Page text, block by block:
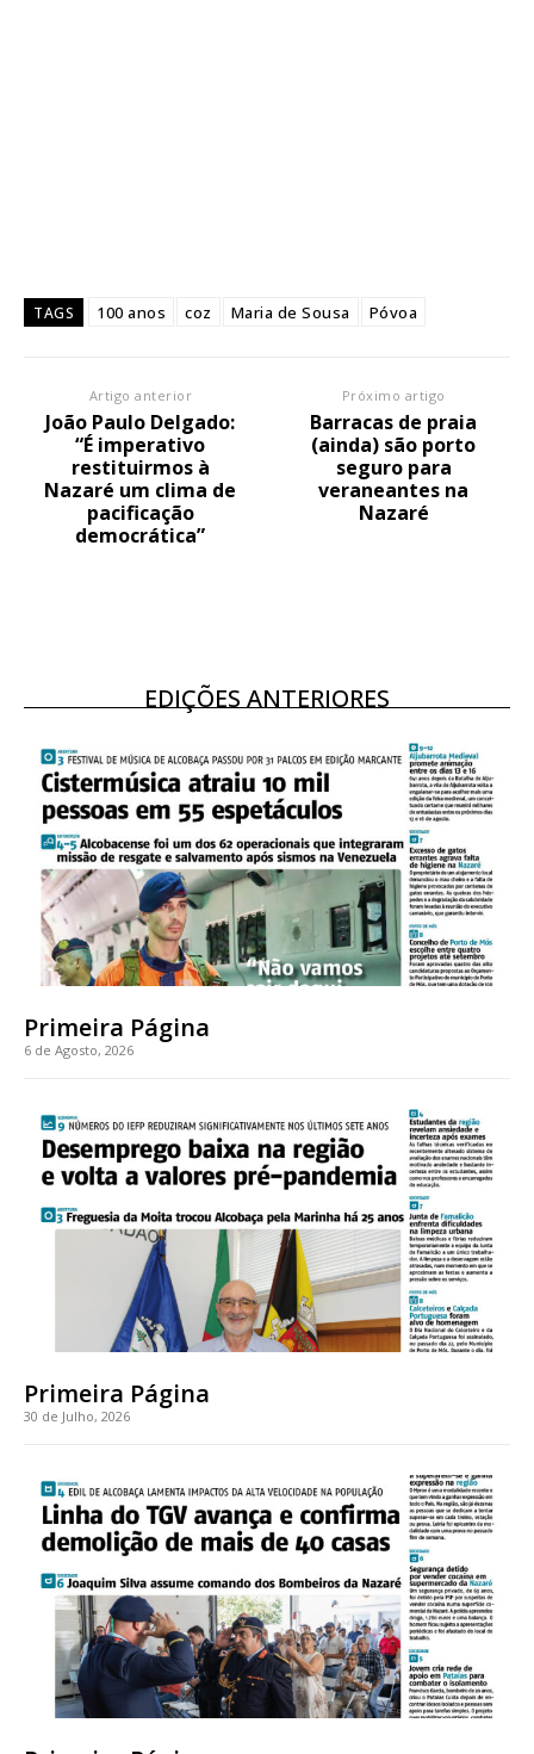
Planos de Assinatura
Faça-se assinante do Região de Cister e ajude-nos a manter este serviço
público!
Sendo assinante terá acesso a todos os conteúdos exclusivos e versões
digitais.
Escolha o plano de assinatura desejado:
IMPRESSA
32€
12 meses
Edição em papel entregue à Quinta-feira em sua
casa
TAGS 100 anos coz Maria de Sousa Póvoa
Artigo anterior
João Paulo Delgado:
“É imperativo
restituirmos à
Nazaré um clima de
pacificação
democrática”
Próximo artigo
Barracas de praia
(ainda) são porto
seguro para
veraneantes na
Nazaré
EDIÇÕES ANTERIORES
Primeira Página
6 de Agosto, 2026
Primeira Página
30 de Julho, 2026